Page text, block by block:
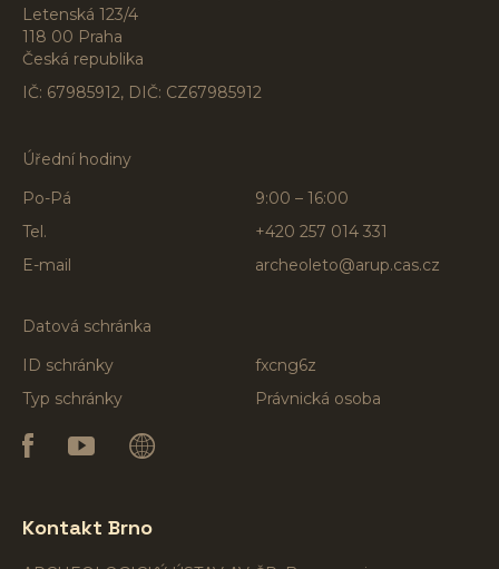
Letenská 123/4
118 00 Praha
Česká republika
IČ: 67985912, DIČ: CZ67985912
Úřední hodiny
Po-Pá
9:00 – 16:00
Tel.
+420 257 014 331
E-mail
archeoleto@arup.cas.cz
Datová schránka
ID schránky
fxcng6z
Typ schránky
Právnická osoba
Kontakt Brno